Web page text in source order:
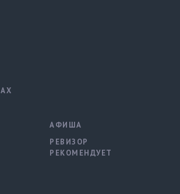
АФИША
РЕВИЗОР
РЕКОМЕНДУЕТ